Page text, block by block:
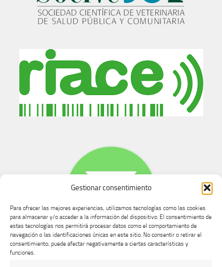
Gestionar consentimiento
Para ofrecer las mejores experiencias, utilizamos tecnologías como las cookies
para almacenar y/o acceder a la información del dispositivo. El consentimiento de
estas tecnologías nos permitirá procesar datos como el comportamiento de
navegación o las identificaciones únicas en este sitio. No consentir o retirar el
consentimiento, puede afectar negativamente a ciertas características y
funciones.
Buzón de dudas, quejas y sugerencias